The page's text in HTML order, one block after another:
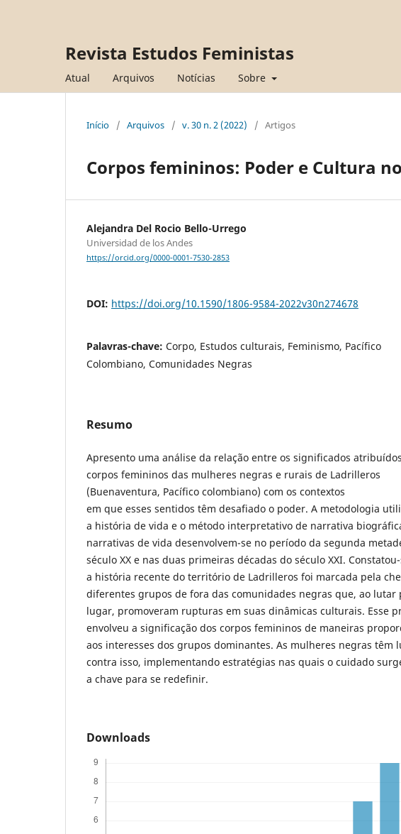
Revista Estudos Feministas
Atual Arquivos Notícias Sobre
Início / Arquivos / v. 30 n. 2 (2022) / Artigos
Corpos femininos: Poder e Cultura
Alejandra Del Rocio Bello-Urrego
Universidad de los Andes
https://orcid.org/0000-0001-7530-2853
DOI: https://doi.org/10.1590/1806-9584-2022v30n274678
Palavras-chave: Corpo, Estudos culturais, Feminismo, Pacífico
Colombiano, Comunidades Negras
Resumo
Apresento uma análise da relação entre os significados
corpos femininos das mulheres negras e rurais de Ladrilleros
(Buenaventura, Pacífico colombiano) com os contextos
em que esses sentidos têm desafiado o poder. A metodologia
a história de vida e o método interpretativo de narrativa
narrativas de vida desenvolvem-se no período da segunda
século XX e nas duas primeiras décadas do século XXI.
a história recente do território de Ladrilleros foi marcada pela
diferentes grupos de fora das comunidades negras que, ao lutar
lugar, promoveram rupturas em suas dinâmicas culturais. Esse
envolveu a significação dos corpos femininos de maneiras
aos interesses dos grupos dominantes. As mulheres negras têm
contra isso, implementando estratégias nas quais o cuidado
a chave para se redefinir.
Downloads